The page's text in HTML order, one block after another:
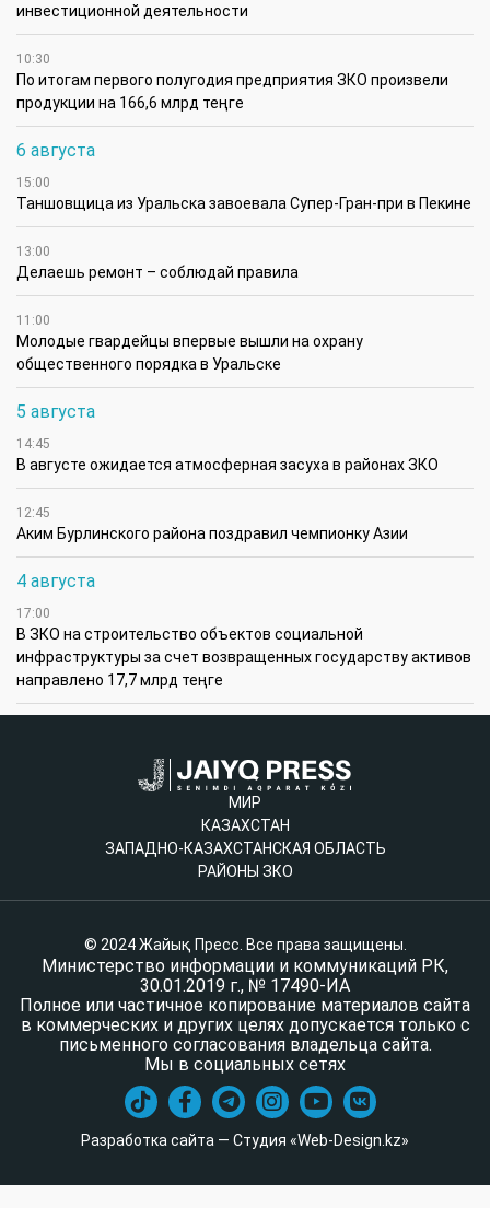
инвестиционной деятельности
10:30
По итогам первого полугодия предприятия ЗКО произвели
продукции на 166,6 млрд теңге
6 августа
15:00
Таншовщица из Уральска завоевала Супер-Гран-при в Пекине
13:00
Делаешь ремонт – соблюдай правила
11:00
Молодые гвардейцы впервые вышли на охрану
общественного порядка в Уральске
5 августа
14:45
В августе ожидается атмосферная засуха в районах ЗКО
12:45
Аким Бурлинского района поздравил чемпионку Азии
4 августа
17:00
В ЗКО на строительство объектов социальной
инфраструктуры за счет возвращенных государству активов
направлено 17,7 млрд теңге
МИР
КАЗАХСТАН
ЗАПАДНО-КАЗАХСТАНСКАЯ ОБЛАСТЬ
РАЙОНЫ ЗКО
© 2024 Жайық Пресс. Все права защищены.
Министерство информации и коммуникаций РК,
30.01.2019 г., № 17490-ИА
Полное или частичное копирование материалов сайта
в коммерческих и других целях допускается только с
письменного согласования владельца сайта.
Мы в социальных сетях
Разработка сайта — Студия «Web-Design.kz»